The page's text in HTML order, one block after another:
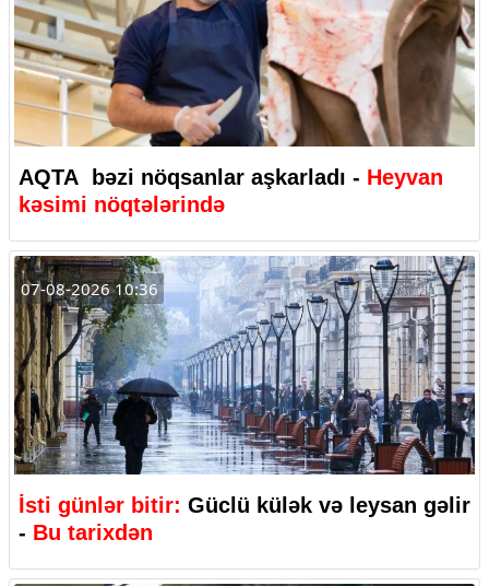
AQTA bəzi nöqsanlar aşkarladı - Heyvan
kəsimi nöqtələrində
07-08-2026 10:36
İsti günlər bitir: Güclü külək və leysan gəlir
- Bu tarixdən